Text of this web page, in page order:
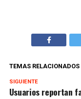
TEMAS RELACIONADOS
SIGUIENTE
Usuarios reportan